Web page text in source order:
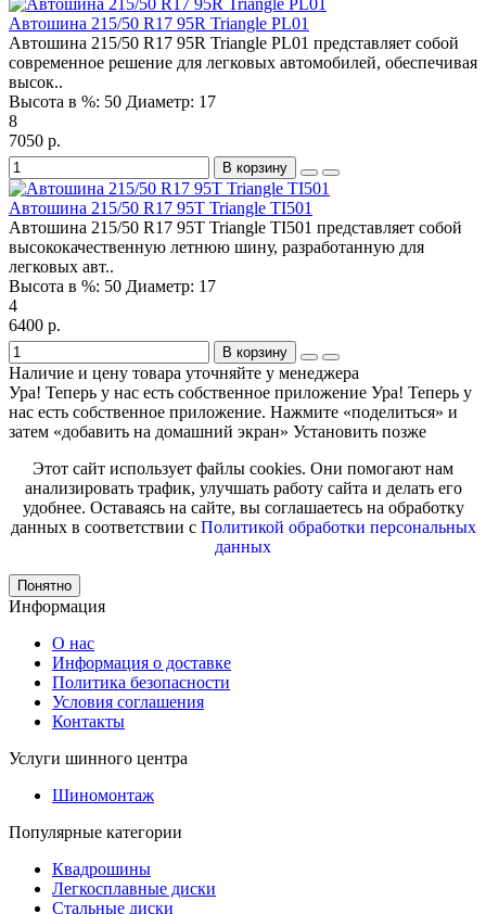
Автошина 215/50 R17 95R Triangle PL01
Автошина 215/50 R17 95R Triangle PL01 представляет собой
современное решение для легковых автомобилей, обеспечивая
высок..
Высота в %: 50 Диаметр: 17
8
7050 р.
В корзину
Автошина 215/50 R17 95T Triangle TI501
Автошина 215/50 R17 95T Triangle TI501 представляет собой
высококачественную летнюю шину, разработанную для
легковых авт..
Высота в %: 50 Диаметр: 17
4
6400 р.
В корзину
Наличие и цену товара уточняйте у менеджера
Ура! Теперь у нас есть собственное приложение Ура! Теперь у
нас есть собственное приложение. Нажмите «поделиться» и
затем «добавить на домашний экран» Установить позже
Этот сайт использует файлы cookies. Они помогают нам
анализировать трафик, улучшать работу сайта и делать его
удобнее. Оставаясь на сайте, вы соглашаетесь на обработку
данных в соответствии с Политикой обработки персональных
данных
Понятно
Информация
О нас
Информация о доставке
Политика безопасности
Условия соглашения
Контакты
Услуги шинного центра
Шиномонтаж
Популярные категории
Квадрошины
Легкосплавные диски
Стальные диски